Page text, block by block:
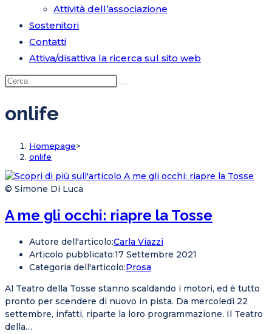
Attività dell’associazione
Sostenitori
Contatti
Attiva/disattiva la ricerca sul sito web
onlife
Homepage>
onlife
© Simone Di Luca
A me gli occhi: riapre la Tosse
Autore dell'articolo:Carla Viazzi
Articolo pubblicato:17 Settembre 2021
Categoria dell'articolo:Prosa
Al Teatro della Tosse stanno scaldando i motori, ed è tutto
pronto per scendere di nuovo in pista. Da mercoledì 22
settembre, infatti, riparte la loro programmazione. Il Teatro
della…